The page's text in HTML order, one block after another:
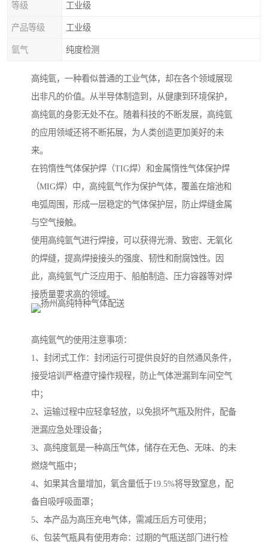
等级 工业级
产品等级 工业级
氩气 纯度检测
高纯氩，一种看似普通的工业气体，却在各个领域展现
出非凡的价值。从半导体制造到，从健康到环境保护，
高纯氩的身影无处不在。随着科技的不断发展，高纯氩
的应用领域还将不断拓展，为人类创造更加美好的未
来。
在钨惰性气体保护焊（TIG焊）和金属惰性气体保护焊
（MIG焊）中，高纯氩气作为保护气体，覆盖在熔池和
电弧周围，形成一层稳定的气体保护层，防止焊缝金属
与空气接触。
使用高纯氩气进行焊接，可以获得光滑、致密、无氧化
的焊缝，提高焊接接头的强度、韧性和耐腐蚀性。因
此，高纯氩气广泛应用于、船舶制造、压力容器等对焊
接质量要求高的领域。
高纯氩气的使用注意事项：
1、封闭式工作：封闭运行可提供良好的自然通风条件，
接受培训严格遵守操作规程，防止气体泄漏到车间空气
中；
2、运输过程中应轻拿轻放，以免损坏气瓶及附件，配备
泄漏应急处理设备；
3、高纯度氩是一种高压气体，储存在无色、无味、的未
燃烧气瓶中；
4、如果其含量增加，氧含量低于19.5%将导致窒息，配
备自吸呼吸面罩；
5、本产品为高压充电气体，需减压后方可使用；
6、包装气瓶具有使用寿命：过期的气瓶送部门进行检